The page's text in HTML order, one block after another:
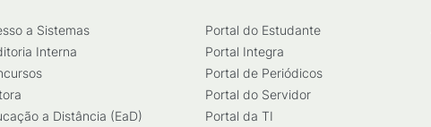
a Sistemas
Interna
a Distância (EaD)
Portal do Estudante
Portal Integra
Portal de Periódicos
Portal do Servidor
Portal da TI